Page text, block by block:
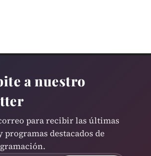
a nuestro
para recibir las últimas
programas destacados de